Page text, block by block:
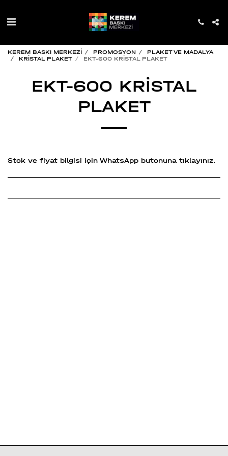
KEREM BASKI MERKEZİ PROMOSYON
PLAKET VE MADALYA
KRİSTAL PLAKET
EKT-600 KRİSTAL PLAKET
EKT-600 KRİSTAL
PLAKET
Stok ve fiyat bilgisi için WhatsApp butonuna tıklayınız.